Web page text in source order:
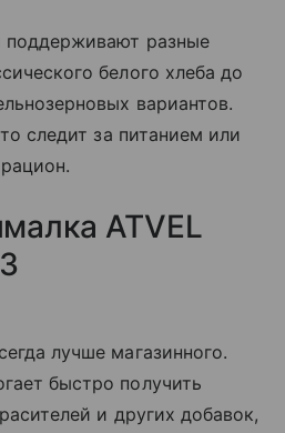
разные
белого хлеба до
вариантов.
следит за питанием или
ATVEL
лучше магазинного.
быстро получить
и других добавок,